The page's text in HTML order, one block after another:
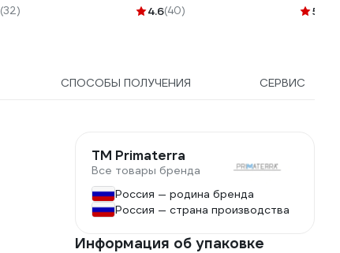
(32)
4.6(40)
шт.5
СПОСОБЫ ПОЛУЧЕНИЯ СЕРВИС
TM Primaterra
Все товары бренда
Россия — родина бренда
Россия — страна производства
Информация об упаковке